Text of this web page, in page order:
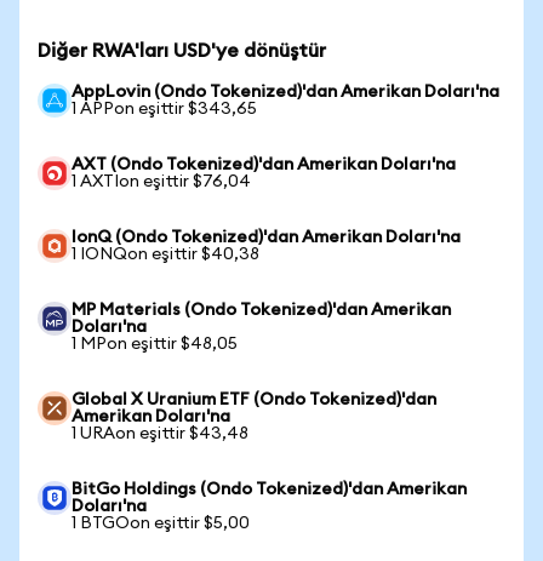
Diğer RWA'ları USD'ye dönüştür
AppLovin (Ondo Tokenized)'dan Amerikan Doları'na
1 APPon eşittir $343,65
AXT (Ondo Tokenized)'dan Amerikan Doları'na
1 AXTIon eşittir $76,04
IonQ (Ondo Tokenized)'dan Amerikan Doları'na
1 IONQon eşittir $40,38
MP Materials (Ondo Tokenized)'dan Amerikan
Doları'na
1 MPon eşittir $48,05
Global X Uranium ETF (Ondo Tokenized)'dan
Amerikan Doları'na
1 URAon eşittir $43,48
BitGo Holdings (Ondo Tokenized)'dan Amerikan
Doları'na
1 BTGOon eşittir $5,00